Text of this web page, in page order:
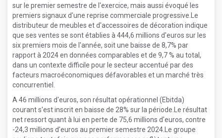
sur le premier semestre de l'exercice, mais aussi évoqué les
premiers signaux d'une reprise commerciale progressive.Le
distributeur de meubles et d'accessoires de décoration indique
que ses ventes se sont établies à 444,6 millions d'euros sur les
six premiers mois de l'année, soit une baisse de 8,7% par
rapport à 2024 en données comparables et de 9,7 % au total,
dans un contexte difficile pour le secteur accentué par des
facteurs macroéconomiques défavorables et un marché très
concurrentiel.
A 46 millions d'euros, son résultat opérationnel (Ebitda)
courant s'est inscrit en baisse de 28% sur la période.Le résultat
net ressort quant à lui en perte de 75,6 millions d'euros, contre
-24,3 millions d'euros au premier semestre 2024.Le groupe